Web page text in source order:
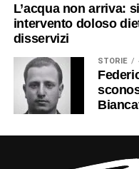
L’acqua non arriva:
intervento doloso
disservizi
STORIE